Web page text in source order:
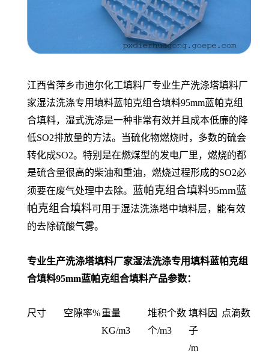
江西省萍乡市迪尔化工填料厂专业生产洗涤塔填料厂
家湿法洗涤专用填料蓝帕克组合填料95mm蓝帕克组
合填料，湿式洗涤是一种非常有效并且成本低廉的降
低SO2排放量的方法。当硫化物燃烧时，多数的硫会
转化成SO2。特别是在燃煤型的发电厂里，燃烧的都
是硫含量很高的柴油和重油，燃烧过程形成的SO2必
须要在废气处理中去除。 蓝帕克组合填料95mm蓝
帕克组合填料可用于湿法洗涤塔中填料层，能有效
的去除硫酸气雾。
专业生产洗涤塔填料厂家湿法洗涤专用填料蓝帕克组
合填料95mm蓝帕克组合填料产品参数：
尺寸 空隙率%重量
KG/m3
堆积个数
个/m3
填料因
子
/m
点滴数